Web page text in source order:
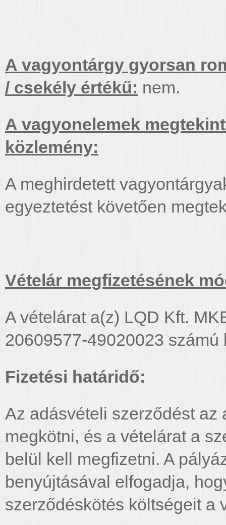
A vagyontárgy gyorsan
/ csekély értékű: nem.
A vagyonelemek
közlemény:
A meghirdetett
egyeztetést követően
Vételár megfizetésének
A vételárat a(z) LQD Kft.
20609577-49020023
Fizetési határidő:
Az adásvételi szerződést
megkötni, és a vételárat a
belül kell megfizetni. A
benyújtásával elfogadja,
szerződéskötés költségeit a